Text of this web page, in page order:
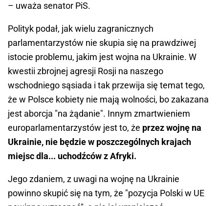
– uważa senator PiS.
Polityk podał, jak wielu zagranicznych
parlamentarzystów nie skupia się na prawdziwej
istocie problemu, jakim jest wojna na Ukrainie. W
kwestii zbrojnej agresji Rosji na naszego
wschodniego sąsiada i tak przewija się temat tego,
że w Polsce kobiety nie mają wolności, bo zakazana
jest aborcja "na żądanie". Innym zmartwieniem
europarlamentarzystów jest to, że przez wojnę na
Ukrainie, nie będzie w poszczególnych krajach
miejsc dla... uchodźców z Afryki.
Jego zdaniem, z uwagi na wojnę na Ukrainie
powinno skupić się na tym, że "pozycja Polski w UE